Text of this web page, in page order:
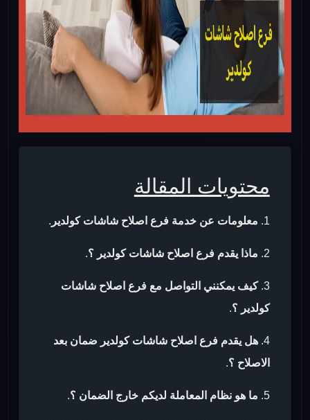
محتويات المقالة
معلومات عن خدمة فرع اصلاح شاشات كولدير .
ماذا يقدم فرع اصلاح شاشات كولدير ؟.
كيف يمكنني التواصل مع فرع اصلاح شاشات
كولدير ؟.
هل يقدم فرع اصلاح شاشات كولدير ضمان بعد
الاصلاح ؟.
ما هو نظام المعاملة لديكم خارج الضمان ؟.